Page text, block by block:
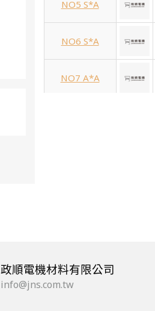
NO5 S*A
NO6 S*A
NO7 A*A
政順電機材料有限公司
info@jns.com.tw